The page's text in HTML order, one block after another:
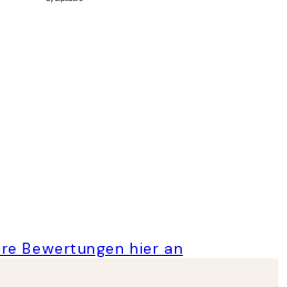
Bewertungen hier an